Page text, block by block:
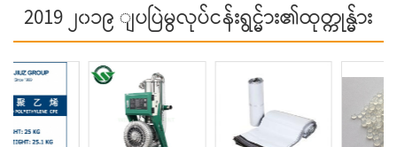
2019 ၂၀၁၉ ျပပြဲမွလုပ်ငန်းရွင္မ်ား၏ထုတ္ကုန္မ်ား